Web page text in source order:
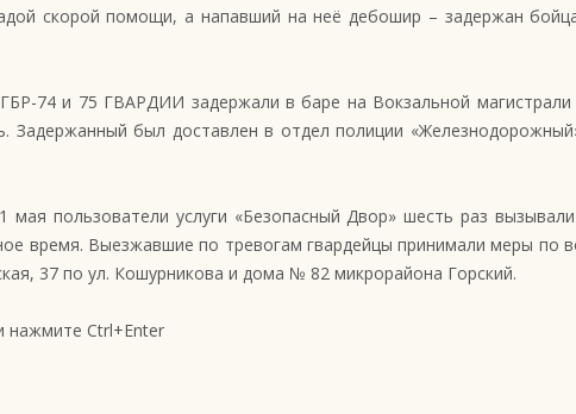
скорой помощи, а напавший на неё дебошир – задержан
74 и 75 ГВАРДИИ задержали в баре на Вокзальной
Задержанный был доставлен в отдел полиции
пользователи услуги «Безопасный Двор» шесть раз
время. Выезжавшие по тревогам гвардейцы принимали меры по
37 по ул. Кошурникова и дома № 82 микрорайона Горский.
Ctrl+Enter